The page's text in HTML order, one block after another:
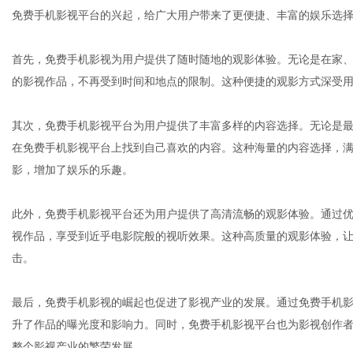
免费手机影视平台的兴起，给广大用户带来了更便捷、丰富的娱乐选
首先，免费手机影视为用户提供了随时随地的观影体验。无论是在家
的影视作品，不再受到时间和地点的限制。这种便捷的观影方式深受
其次，免费手机影视平台为用户提供了丰富多样的内容选择。无论是
在免费手机影视平台上找到自己喜欢的内容。这种海量的内容选择，
影，增加了娱乐的乐趣。
此外，免费手机影视平台还为用户提供了高清流畅的观影体验。通过
视作品，享受到近乎电影院般的视听效果。这种高质量的观影体验，
击。
最后，免费手机影视的崛起也促进了影视产业的发展。通过免费手机
升了作品的曝光度和影响力。同时，免费手机影视平台也为影视创作